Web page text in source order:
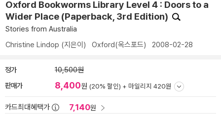
Oxford Bookworms Library Level 4 : Doors to a
Wider Place (Paperback, 3rd Edition)
Stories from Australia
Christine Lindop (지은이) Oxford(옥스포드) 2008-02-28
정가 10,500원
판매가 8,400원 (20% 할인) + 마일리지 420원
카드최대혜택가 7,140원